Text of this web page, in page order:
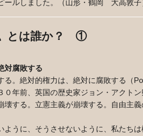
ールしました。（山形・鶴岡 大高敦子
とは誰か？ ①
対腐敗する
る。絶対的権力は、絶対に腐敗する（
０年前、英国の歴史家ジョン・アクト
壊する。立憲主義が崩壊する。自由主
うに、そうさせないように、私たち